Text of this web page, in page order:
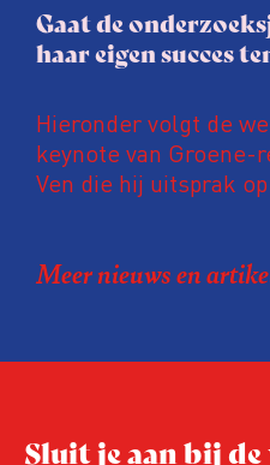
Gaat de
haar eigen succes
Hieronder volgt de
keynote van Groene-
Ven die hij uitsprak
Coen uit zijn zorgen
de macht, de pers en
Niet de maker,
relevant in tijden
Meer nieuws en
Sluit je aan bij